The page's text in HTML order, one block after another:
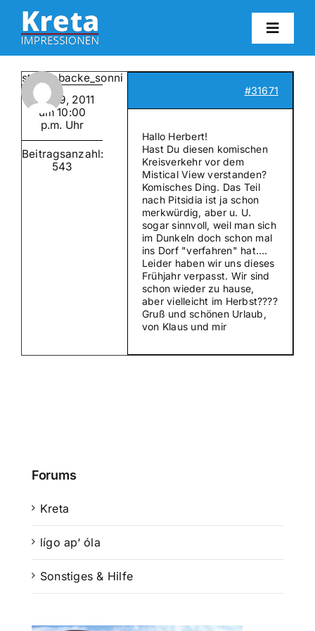
Zum
Inhalt
springen
strahlebacke_sonni
Mai 29, 2011
um 10:00
p.m. Uhr
Beitragsanzahl:
543
#31671
Hallo Herbert!
Hast Du diesen komischen
Kreisverkehr vor dem
Mistical View verstanden?
Komisches Ding. Das Teil
nach Pitsidia ist ja schon
merkwürdig, aber u. U.
sogar sinnvoll, weil man sich
im Dunkeln doch schon mal
ins Dorf "verfahren" hat….
Leider haben wir uns dieses
Frühjahr verpasst. Wir sind
schon wieder zu hause,
aber vielleicht im Herbst????
Gruß und schönen Urlaub,
von Klaus und mir
Forums
Kreta
lígo ap‘ óla
Sonstiges & Hilfe